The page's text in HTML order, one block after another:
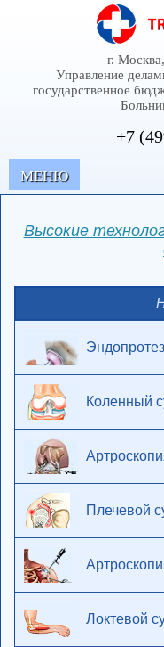
г.
Управление
государственное
+7
MЕНЮ
Высокие
Коленный
Плечевой
Локтевой